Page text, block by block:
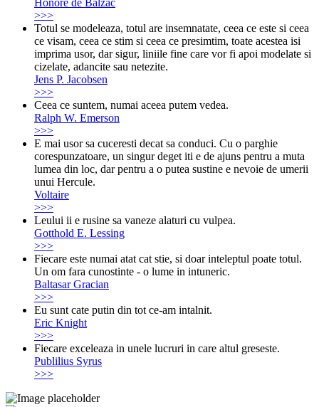
Honoré de Balzac
>>>
Totul se modeleaza, totul are insemnatate, ceea ce este si ceea
ce visam, ceea ce stim si ceea ce presimtim, toate acestea isi
imprima usor, dar sigur, liniile fine care vor fi apoi modelate si
cizelate, adancite sau netezite.
Jens P. Jacobsen
>>>
Ceea ce suntem, numai aceea putem vedea.
Ralph W. Emerson
>>>
E mai usor sa cuceresti decat sa conduci. Cu o parghie
corespunzatoare, un singur deget iti e de ajuns pentru a muta
lumea din loc, dar pentru a o putea sustine e nevoie de umerii
unui Hercule.
Voltaire
>>>
Leului ii e rusine sa vaneze alaturi cu vulpea.
Gotthold E. Lessing
>>>
Fiecare este numai atat cat stie, si doar inteleptul poa­te totul.
Un om fara cunostinte - o lume in intuneric.
Baltasar Gracian
>>>
Eu sunt cate putin din tot ce-am intalnit.
Eric Knight
>>>
Fiecare exceleaza in unele lucruri in care altul greseste.
Publilius Syrus
>>>